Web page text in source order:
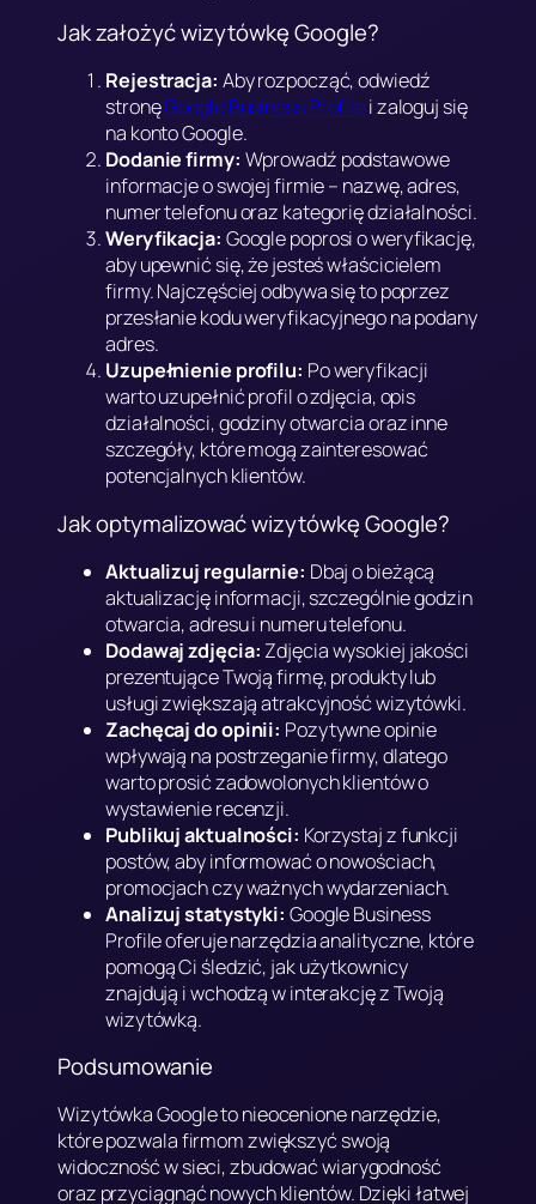
Jak założyć wizytówkę Google?
Rejestracja: Aby rozpocząć, odwiedź
stronęGoogle Business Profilei zaloguj się
na konto Google.
Dodanie firmy: Wprowadź podstawowe
informacje o swojej firmie – nazwę, adres,
numer telefonu oraz kategorię działalności.
Weryfikacja: Google poprosi o weryfikację,
aby upewnić się, że jesteś właścicielem
firmy. Najczęściej odbywa się to poprzez
przesłanie kodu weryfikacyjnego na podany
adres.
Uzupełnienie profilu: Po weryfikacji
warto uzupełnić profil o zdjęcia, opis
działalności, godziny otwarcia oraz inne
szczegóły, które mogą zainteresować
potencjalnych klientów.
Jak optymalizować wizytówkę Google?
Aktualizuj regularnie: Dbaj o bieżącą
aktualizację informacji, szczególnie godzin
otwarcia, adresu i numeru telefonu.
Dodawaj zdjęcia: Zdjęcia wysokiej jakości
prezentujące Twoją firmę, produkty lub
usługi zwiększają atrakcyjność wizytówki.
Zachęcaj do opinii: Pozytywne opinie
wpływają na postrzeganie firmy, dlatego
warto prosić zadowolonych klientów o
wystawienie recenzji.
Publikuj aktualności: Korzystaj z funkcji
postów, aby informować o nowościach,
promocjach czy ważnych wydarzeniach.
Analizuj statystyki: Google Business
Profile oferuje narzędzia analityczne, które
pomogą Ci śledzić, jak użytkownicy
znajdują i wchodzą w interakcję z Twoją
wizytówką.
Podsumowanie
Wizytówka Google to nieocenione narzędzie,
które pozwala firmom zwiększyć swoją
widoczność w sieci, zbudować wiarygodność
oraz przyciągnąć nowych klientów. Dzięki łatwej